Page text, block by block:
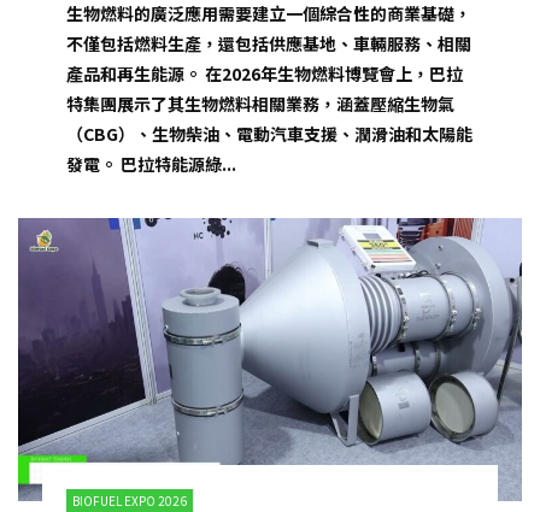
生物燃料的廣泛應用需要建立一個綜合性的商業基礎，
不僅包括燃料生產，還包括供應基地、車輛服務、相關
產品和再生能源。 在2026年生物燃料博覽會上，巴拉
特集團展示了其生物燃料相關業務，涵蓋壓縮生物氣
（CBG）、生物柴油、電動汽車支援、潤滑油和太陽能
發電。 巴拉特能源綠...
BIOFUEL EXPO 2026